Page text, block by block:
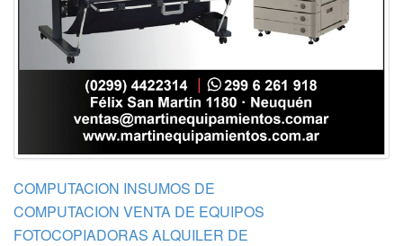
COMPUTACION INSUMOS DE
COMPUTACION VENTA DE EQUIPOS
FOTOCOPIADORAS ALQUILER DE